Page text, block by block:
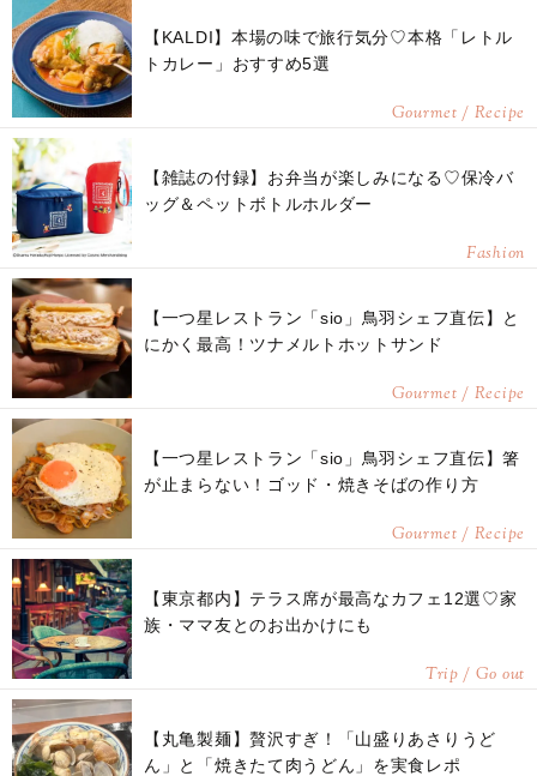
【KALDI】本場の味で旅行気分♡本格「レトル
トカレー」おすすめ5選
Gourmet / Recipe
【雑誌の付録】お弁当が楽しみになる♡保冷バ
ッグ＆ペットボトルホルダー
Fashion
【一つ星レストラン「sio」鳥羽シェフ直伝】と
にかく最高！ツナメルトホットサンド
Gourmet / Recipe
【一つ星レストラン「sio」鳥羽シェフ直伝】箸
が止まらない！ゴッド・焼きそばの作り方
Gourmet / Recipe
【東京都内】テラス席が最高なカフェ12選♡家
族・ママ友とのお出かけにも
Trip / Go out
【丸亀製麺】贅沢すぎ！「山盛りあさりうど
ん」と「焼きたて肉うどん」を実食レポ